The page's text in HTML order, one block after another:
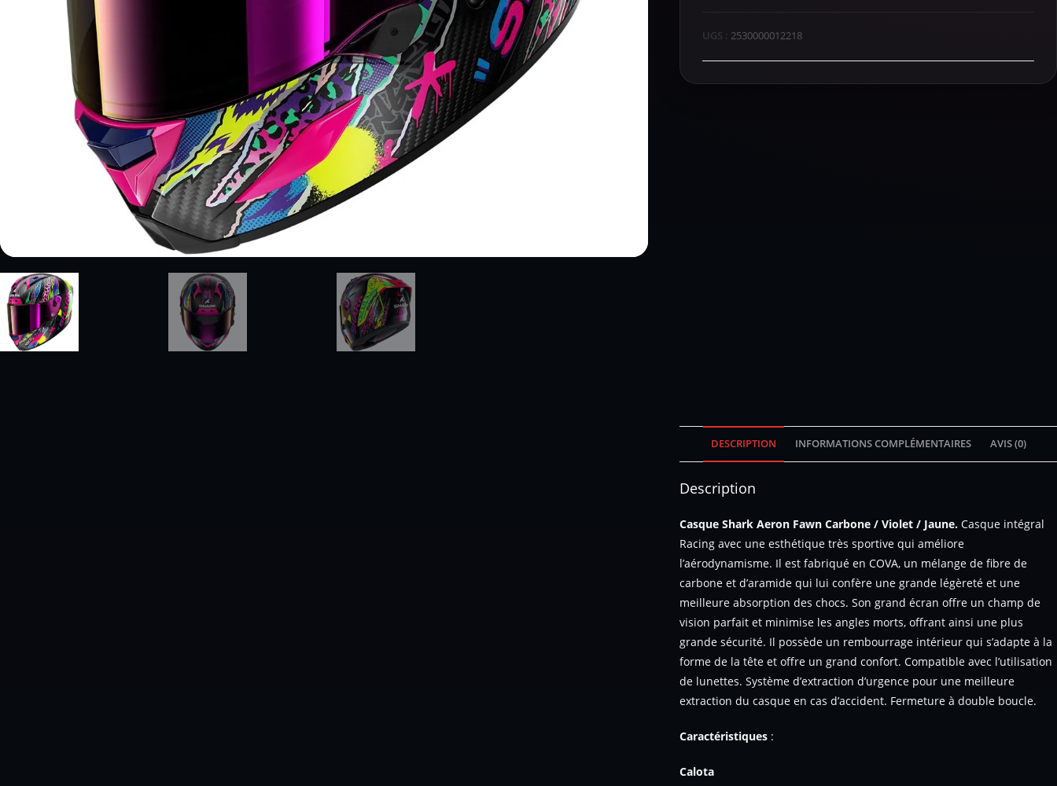
UGS : 2530000012218
DESCRIPTION INFORMATIONS COMPLÉMENTAIRES AVIS (0)
Description
Casque Shark Aeron Fawn Carbone / Violet / Jaune. Casque intégral
Racing avec une esthétique très sportive qui améliore
l’aérodynamisme. Il est fabriqué en COVA, un mélange de fibre de
carbone et d’aramide qui lui confère une grande légèreté et une
meilleure absorption des chocs. Son grand écran offre un champ de
vision parfait et minimise les angles morts, offrant ainsi une plus
grande sécurité. Il possède un rembourrage intérieur qui s’adapte à la
forme de la tête et offre un grand confort. Compatible avec l’utilisation
de lunettes. Système d’extraction d’urgence pour une meilleure
extraction du casque en cas d’accident. Fermeture à double boucle.
Caractéristiques :
Calota